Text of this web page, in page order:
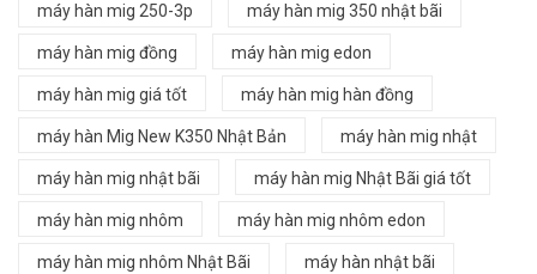
máy hàn mig 250-3p máy hàn mig 350 nhật bãi
máy hàn mig đồng máy hàn mig edon
máy hàn mig giá tốt máy hàn mig hàn đồng
máy hàn Mig New K350 Nhật Bản máy hàn mig nhật
máy hàn mig nhật bãi máy hàn mig Nhật Bãi giá tốt
máy hàn mig nhôm máy hàn mig nhôm edon
máy hàn mig nhôm Nhật Bãi máy hàn nhật bãi